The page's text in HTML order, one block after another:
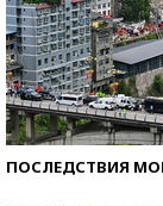
ПОСЛЕДСТВИЯ